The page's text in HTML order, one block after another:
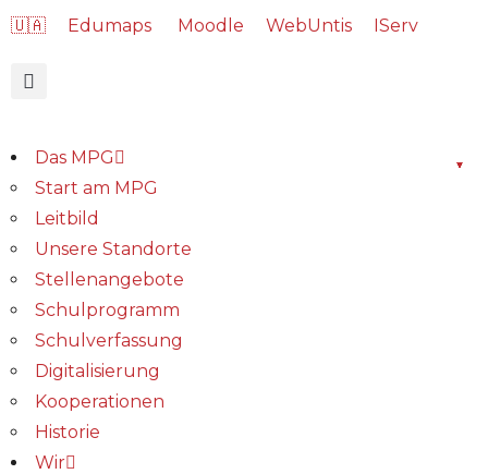
🇺🇦 Edumaps Moodle WebUntis IServ
Das MPG
Start am MPG
Leitbild
Unsere Standorte
Stellenangebote
Schulprogramm
Schulverfassung
Digitalisierung
Kooperationen
Historie
Wir